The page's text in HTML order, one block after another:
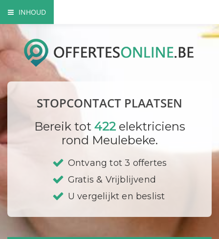
INHOUD
Het nut van extra contactdozen
Waarom beroep doen op een vakman?
Elektriciteitskeuring nodig?
Waar plaats ik mijn stopcontacten?
Hoe vervang ik een contactdoos?
STOPCONTACT PLAATSEN
Bereik tot 422elektriciens
rond Meulebeke.
Ontvang tot 3 offertes
Gratis & Vrijblijvend
U vergelijkt en beslist